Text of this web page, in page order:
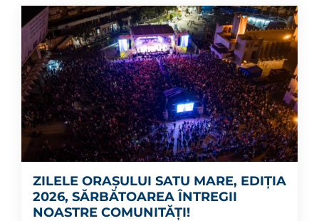
ZILELE ORAȘULUI SATU MARE, EDIȚIA
2026, SĂRBĂTOAREA ÎNTREGII
NOASTRE COMUNITĂȚI!